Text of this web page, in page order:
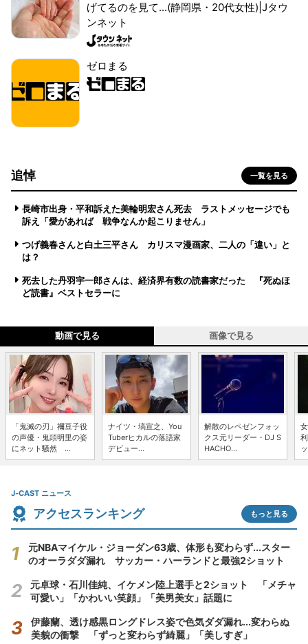
げてるのを見て...(静岡県・20代女性)|Jタウ
ンネット
ゼロまる
追悼 一覧を見る
長崎市出身・平和訴えた美輪明宏さん死去 ラストメッセージでも
訴え「愛があれば 戦争なんか起こりません」
つげ義春さんと白土三平さん カリスマ漫画家、二人の「違い」と
は？
死去した丹羽宇一郎さんは、経済界有数の読書家だった 『死ぬほ
ど読書』ベストセラーに
動画で見る 画像で見る
「鬼滅の刃」禰豆子役
の声優・鬼頭明里の姿
にネット騒然 ...
ナイツ・塙宣之、You
Tuberヒカルの落語家
デビュー...
解散のレペゼンフォッ
クス元リーダー・DJ S
HACHO...
J-CAST ニュース
アクセスランキング もっと見る
元NBAマイケル・ジョーダン63歳、体形も変わらず...スター
のオーラダダ漏れ サッカー・ハーランドと最強2ショット
元卓球・石川佳純、イケメン陸上選手と2ショット 「メチャ
可愛い」「かわいい笑顔」「美男美女」話題に
伊藤蘭、透け感黒ロングドレス姿で色気ダダ漏れ...変わらぬ
美貌の衝撃 「ずっと変わらず綺麗」「美しすぎ」